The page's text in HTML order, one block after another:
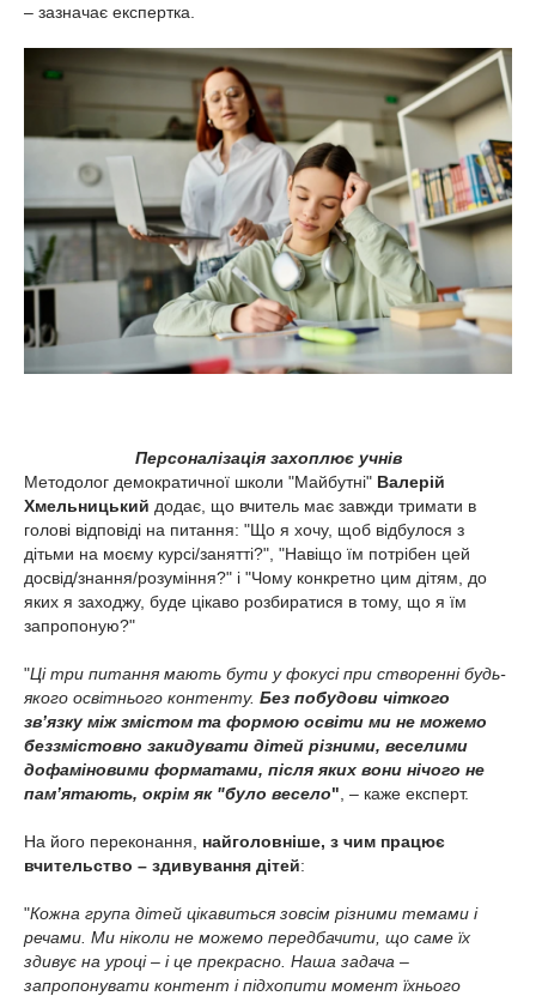
– зазначає експертка.
Персоналізація захоплює учнів
Методолог демократичної школи "Майбутні" Валерій
Хмельницький додає, що вчитель має завжди тримати в
голові відповіді на питання: "Що я хочу, щоб відбулося з
дітьми на моєму курсі/занятті?", "Навіщо їм потрібен цей
досвід/знання/розуміння?" і "Чому конкретно цим дітям, до
яких я заходжу, буде цікаво розбиратися в тому, що я їм
запропоную?"
"Ці три питання мають бути у фокусі при створенні будь-
якого освітнього контенту. Без побудови чіткого
зв’язку між змістом та формою освіти ми не можемо
беззмістовно закидувати дітей різними, веселими
дофаміновими форматами, після яких вони нічого не
пам’ятають, окрім як "було весело" , – каже експерт.
На його переконання,
найголовніше, з чим працює
вчительство – здивування дітей:
"Кожна група дітей цікавиться зовсім різними темами і
речами. Ми ніколи не можемо передбачити, що саме їх
здивує на уроці – і це прекрасно. Наша задача –
запропонувати контент і підхопити момент їхнього